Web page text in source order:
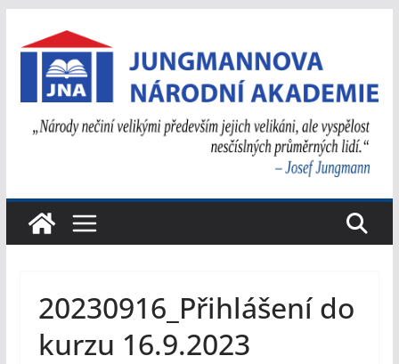
na
obsah
20230916_Přihlášení do
kurzu 16.9.2023